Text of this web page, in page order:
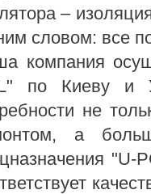
–
словом: все
компания
по Киеву и
не
а
"U-